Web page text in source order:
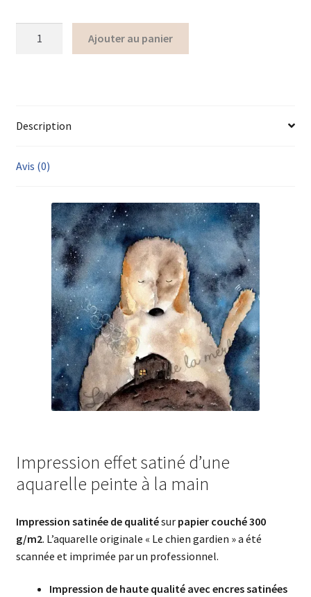
Ajouter au panier
Description
Avis (0)
Impression effet satiné d’une
aquarelle peinte à la main
Impression satinée de qualitésur papier couché 300
g/m2. L’aquarelle originale « Le chien gardien » a été
scannée et imprimée par un professionnel.
Impression de haute qualité avec encres satinées